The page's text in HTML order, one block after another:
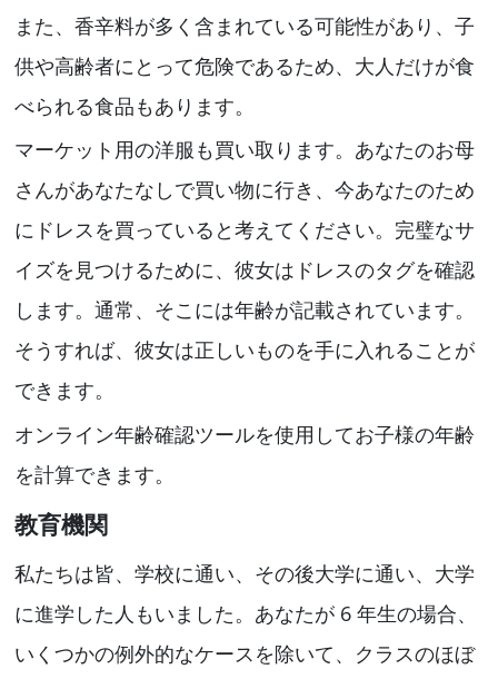
また、香辛料が多く含まれている可能性があり、子
供や高齢者にとって危険であるため、大人だけが食
べられる食品もあります。
マーケット用の洋服も買い取ります。あなたのお母
さんがあなたなしで買い物に行き、今あなたのため
にドレスを買っていると考えてください。完璧なサ
イズを見つけるために、彼女はドレスのタグを確認
します。通常、そこには年齢が記載されています。
そうすれば、彼女は正しいものを手に入れることが
できます。
オンライン年齢確認ツールを使用してお子様の年齢
を計算できます。
教育機関
私たちは皆、学校に通い、その後大学に通い、大学
に進学した人もいました。あなたが 6 年生の場合、
いくつかの例外的なケースを除いて、クラスのほぼ